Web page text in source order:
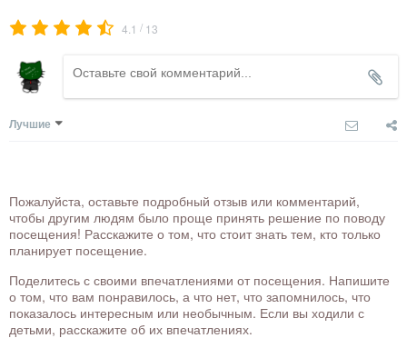
4.1 / 13
Лучшие
Пожалуйста, оставьте подробный отзыв или комментарий,
чтобы другим людям было проще принять решение по поводу
посещения! Расскажите о том, что стоит знать тем, кто только
планирует посещение.
Поделитесь с своими впечатлениями от посещения. Напишите
о том, что вам понравилось, а что нет, что запомнилось, что
показалось интересным или необычным. Если вы ходили с
детьми, расскажите об их впечатлениях.